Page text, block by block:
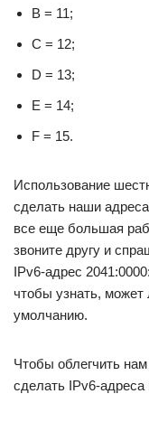
B = 11;
C = 12;
D = 13;
E = 14;
F = 15.
Использование
сделать наши
все еще большая
звоните другу и
IPv6-адрес
чтобы узнать, может
умолчанию.
Чтобы облегчить
сделать IPv6-адреса